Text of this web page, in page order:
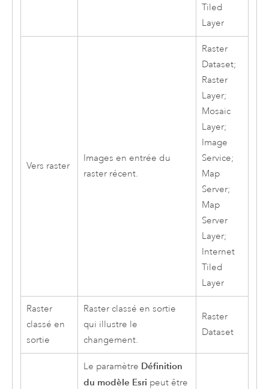
Tiled
Layer
Vers raster
Images en entrée du
raster récent.
Raster
Dataset;
Raster
Layer;
Mosaic
Layer;
Image
Service;
Map
Server;
Map
Server
Layer;
Internet
Tiled
Layer
Raster
classé en
sortie
Raster classé en sortie
qui illustre le
changement.
Raster
Dataset
Le paramètre Définition
du modèle Esri peut être